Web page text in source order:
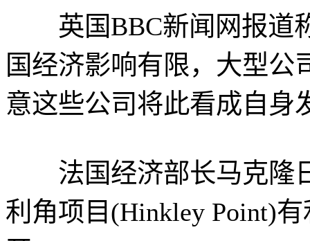
英国BBC新闻网报道
国经济影响有限，大型
意这些公司将此看成自身
法国经济部长马克隆
利角项目(Hinkley Point)